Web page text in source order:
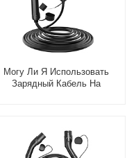
Могу Ли Я Использовать
Зарядный Кабель На